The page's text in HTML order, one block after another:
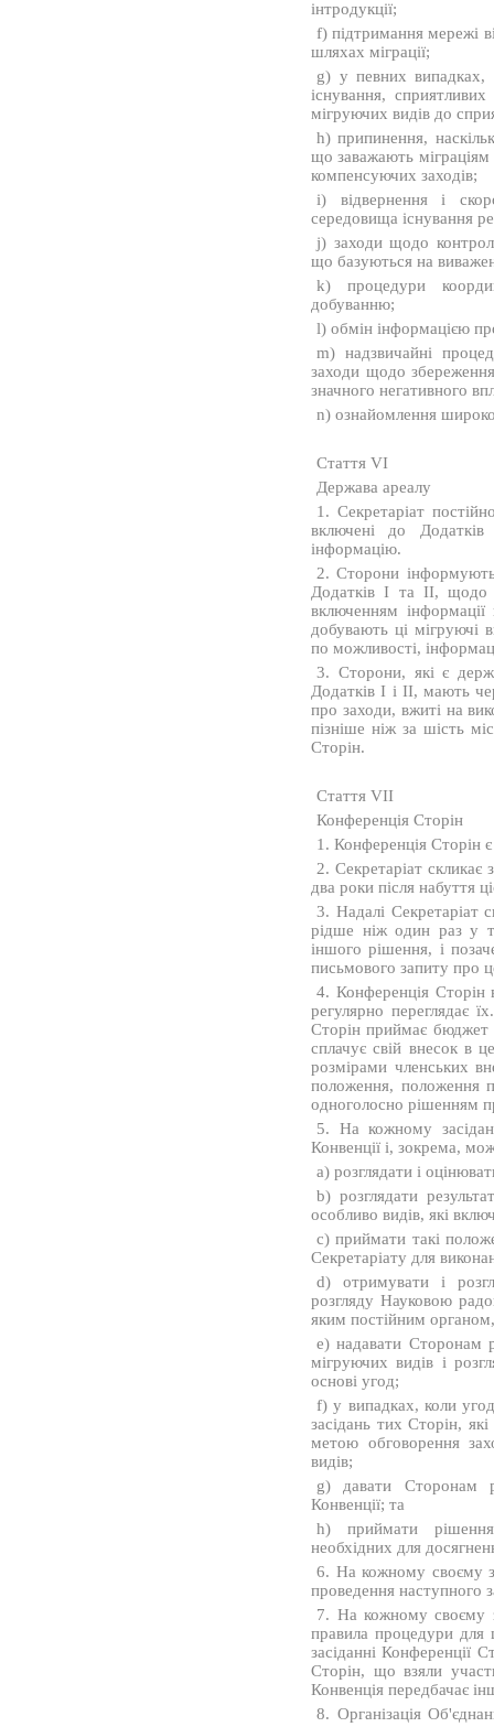
інтродукції;
f) підтримання мережі
шляхах міграції;
g) у певних
існування,
мігруючих видів до
h) припинення,
що заважають
компенсуючих заходів;
i) відвернення і
середовища існування
j) заходи щодо
що базуються на
k) процедури
добуванню;
l) обмін інформацією
m) надзвичайні
заходи щодо
значного негативного
n) ознайомлення
Стаття VI
Держава ареалу
1. Секретаріат
включені до
інформацію.
2. Сторони
Додатків I та II, щодо
включенням
добувають ці мігруючі
по можливості,
3. Сторони, які є
Додатків I і II, мають
про заходи, вжиті на
пізніше ніж за шість
Сторін.
Стаття VII
Конференція Сторін
1. Конференція Сторін
2. Секретаріат скликає
два роки після набуття
3. Надалі Секретаріат
рідше ніж один раз у
іншого рішення, і
письмового запиту про
4. Конференція Сторін
регулярно переглядає
Сторін приймає бюджет
сплачує свій внесок в
розмірами членських
положення, положення
одноголосно рішенням
5. На кожному
Конвенції і, зокрема,
a) розглядати і
b) розглядати
особливо видів, які
c) приймати такі
Секретаріату для
d) отримувати і
розгляду Науковою
яким постійним
e) надавати Сторонам
мігруючих видів і
основі угод;
f) у випадках, коли
засідань тих Сторін,
метою обговорення
видів;
g) давати Сторонам
Конвенції; та
h) приймати
необхідних для
6. На кожному своєму
проведення наступного
7. На кожному своєму
правила процедури для
засіданні Конференції
Сторін, що взяли
Конвенція передбачає
8. Організація